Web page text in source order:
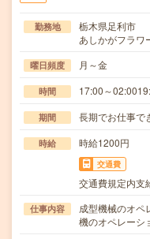
勤務地
栃木県足利市
あしかがフラワ
曜日頻度 月～金
時間 17:00～
期間 長期でお仕事で
時給 時給1200円
交通費
交通費規定内支
仕事内容
成型機械のオペ
機のオペレーシ